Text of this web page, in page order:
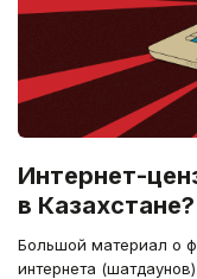
Интернет-
в Казахстане?
Большой материал о
интернета